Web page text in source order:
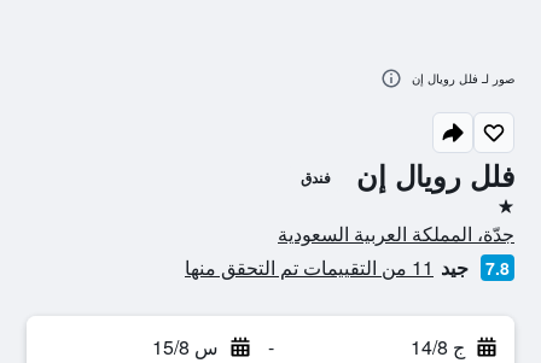
فلل رويال إن فندق
نجمة واحدة
جدّة، المملكة العربية السعودية
7.8 جيد 11 من التقييمات تم التحقق منها
ج 14/8 - س 15/8
صور لـ فلل رويال إن